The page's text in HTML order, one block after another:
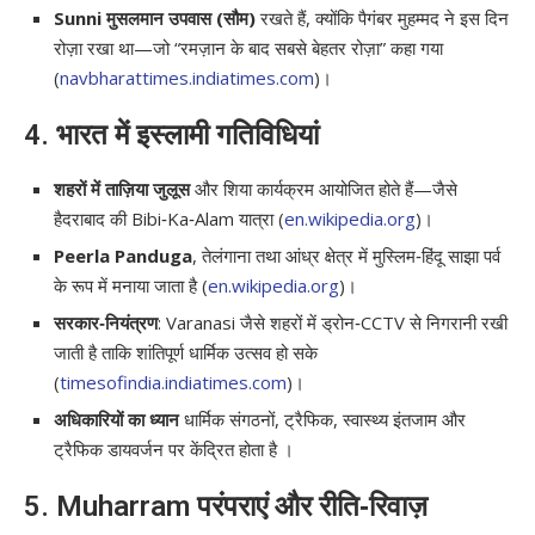
Sunni मुसलमान उपवास (सौम)रखते हैं, क्योंकि पैगंबर मुहम्मद ने इस दिन
रोज़ा रखा था—जो “रमज़ान के बाद सबसे बेहतर रोज़ा” कहा गया
(navbharattimes.indiatimes.com)।
4. भारत में इस्लामी गतिविधियां
शहरों में ताज़िया जुलूसऔर शिया कार्यक्रम आयोजित होते हैं—जैसे
हैदराबाद की Bibi‑Ka‑Alam यात्रा (en.wikipedia.org)।
Peerla Panduga, तेलंगाना तथा आंध्र क्षेत्र में मुस्लिम‑हिंदू साझा पर्व
के रूप में मनाया जाता है (en.wikipedia.org)।
सरकार‑नियंत्रण: Varanasi जैसे शहरों में ड्रोन‑CCTV से निगरानी रखी
जाती है ताकि शांतिपूर्ण धार्मिक उत्सव हो सके
(timesofindia.indiatimes.com)।
अधिकारियों का ध्यानधार्मिक संगठनों, ट्रैफिक, स्वास्थ्य इंतजाम और
ट्रैफिक डायवर्जन पर केंद्रित होता है ।
5. Muharram परंपराएं और रीति‑रिवाज़